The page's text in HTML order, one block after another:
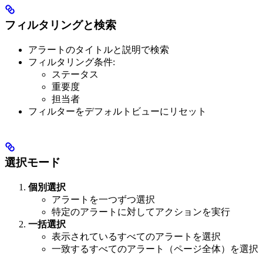
フィルタリングと検索
アラートのタイトルと説明で検索
フィルタリング条件:
ステータス
重要度
担当者
フィルターをデフォルトビューにリセット
選択モード
個別選択
アラートを一つずつ選択
特定のアラートに対してアクションを実行
一括選択
表示されているすべてのアラートを選択
一致するすべてのアラート（ページ全体）を選択